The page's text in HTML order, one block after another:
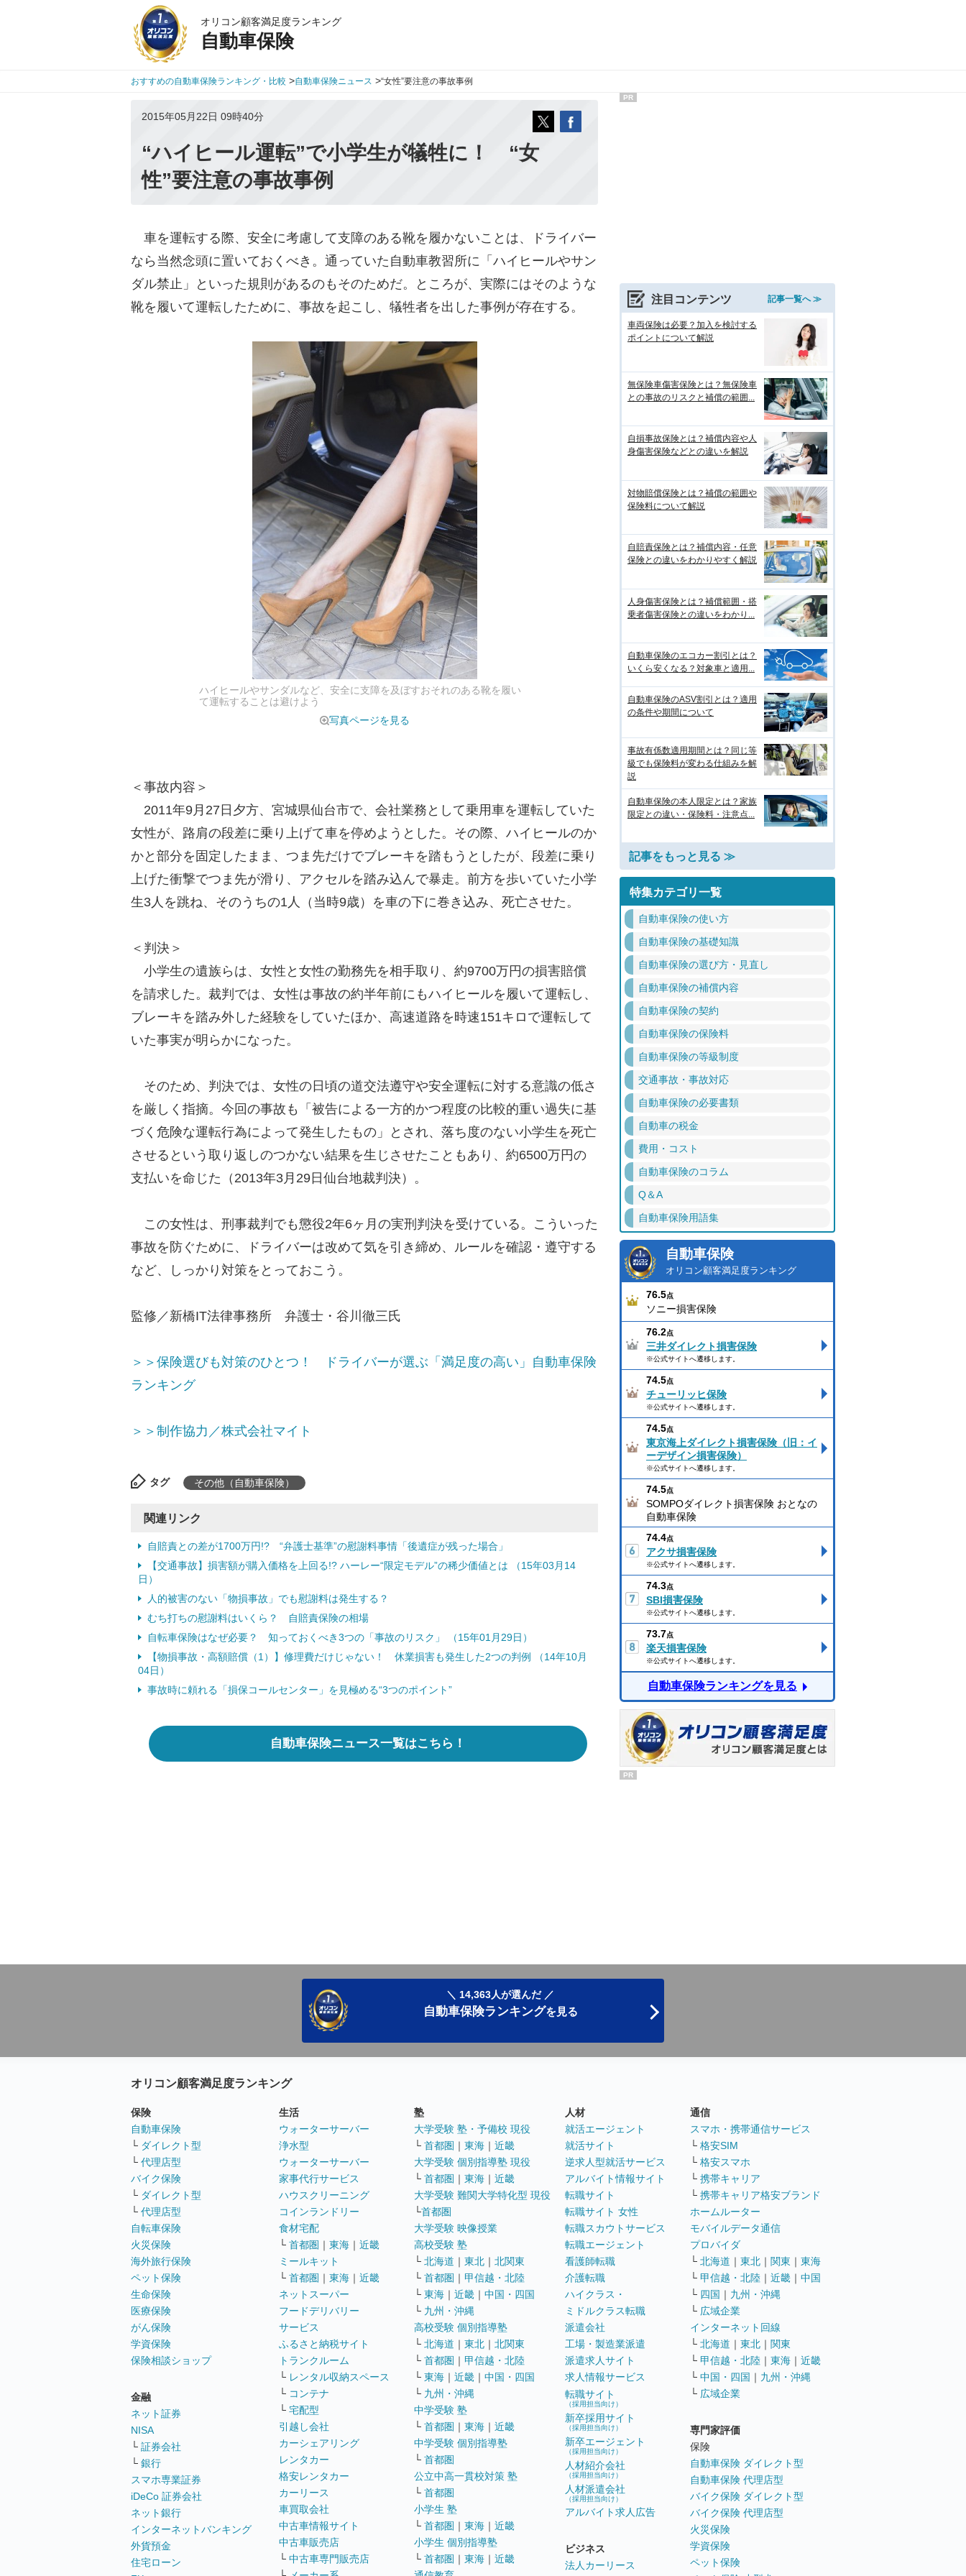
オリコン顧客満足度ランキング
自動車保険
おすすめの自動車保険ランキング・比較 >自動車保険ニュース >“女性”要注意の事故事例
2015年05月22日 09時40分
“ハイヒール運転”で小学生が犠牲に！ “女
性”要注意の事故事例
車を運転する際、安全に考慮して支障のある靴を履かないことは、ドライバー
なら当然念頭に置いておくべき。通っていた自動車教習所に「ハイヒールやサン
ダル禁止」といった規則があるのもそのためだ。ところが、実際にはそのような
靴を履いて運転したために、事故を起こし、犠牲者を出した事例が存在する。
ハイヒールやサンダルなど、安全に支障を及ぼすおそれのある靴を履い
て運転することは避けよう
写真ページを見る
＜事故内容＞
2011年9月27日夕方、宮城県仙台市で、会社業務として乗用車を運転していた
女性が、路肩の段差に乗り上げて車を停めようとした。その際、ハイヒールのか
かと部分を固定したまま、つま先だけでブレーキを踏もうとしたが、段差に乗り
上げた衝撃でつま先が滑り、アクセルを踏み込んで暴走。前方を歩いていた小学
生3人を跳ね、そのうちの1人（当時9歳）を車の下に巻き込み、死亡させた。
＜判決＞
小学生の遺族らは、女性と女性の勤務先を相手取り、約9700万円の損害賠償
を請求した。裁判では、女性は事故の約半年前にもハイヒールを履いて運転し、
ブレーキを踏み外した経験をしていたほか、高速道路を時速151キロで運転して
いた事実が明らかになった。
そのため、判決では、女性の日頃の道交法遵守や安全運転に対する意識の低さ
を厳しく指摘。今回の事故も「被告による一方的かつ程度の比較的重い過失に基
づく危険な運転行為によって発生したもの」とされ、落ち度のない小学生を死亡
させるという取り返しのつかない結果を生じさせたこともあり、約6500万円の
支払いを命じた（2013年3月29日仙台地裁判決）。
この女性は、刑事裁判でも懲役2年6ヶ月の実刑判決を受けている。こういった
事故を防ぐために、ドライバーは改めて気を引き締め、ルールを確認・遵守する
など、しっかり対策をとっておこう。
監修／新橋IT法律事務所 弁護士・谷川徹三氏
＞＞保険選びも対策のひとつ！ ドライバーが選ぶ「満足度の高い」自動車保険
ランキング
＞＞制作協力／株式会社マイト
タグ その他（自動車保険）
関連リンク
自賠責との差が1700万円!? “弁護士基準”の慰謝料事情「後遺症が残った場合」
【交通事故】損害額が購入価格を上回る!? ハーレー“限定モデル”の稀少価値とは （15年03月14
日）
人的被害のない「物損事故」でも慰謝料は発生する？
むち打ちの慰謝料はいくら？ 自賠責保険の相場
自転車保険はなぜ必要？ 知っておくべき3つの「事故のリスク」 （15年01月29日）
【物損事故・高額賠償（1）】修理費だけじゃない！ 休業損害も発生した2つの判例 （14年10月
04日）
事故時に頼れる「損保コールセンター」を見極める“3つのポイント”
自動車保険ニュース一覧はこちら！
PR
注目コンテンツ 記事一覧へ ≫
車両保険は必要？加入を検討する
ポイントについて解説
無保険車傷害保険とは？無保険車
との事故のリスクと補償の範囲...
自損事故保険とは？補償内容や人
身傷害保険などとの違いを解説
対物賠償保険とは？補償の範囲や
保険料について解説
自賠責保険とは？補償内容・任意
保険との違いをわかりやすく解説
人身傷害保険とは？補償範囲・搭
乗者傷害保険との違いをわかり...
自動車保険のエコカー割引とは？
いくら安くなる？対象車と適用...
自動車保険のASV割引とは？適用
の条件や期間について
事故有係数適用期間とは？同じ等
級でも保険料が変わる仕組みを解
説
自動車保険の本人限定とは？家族
限定との違い・保険料・注意点...
記事をもっと見る ≫
特集カテゴリ一覧
自動車保険の使い方
自動車保険の基礎知識
自動車保険の選び方・見直し
自動車保険の補償内容
自動車保険の契約
自動車保険の保険料
自動車保険の等級制度
交通事故・事故対応
自動車保険の必要書類
自動車の税金
費用・コスト
自動車保険のコラム
Q＆A
自動車保険用語集
自動車保険
オリコン顧客満足度ランキング
76.5点
ソニー損害保険
76.2点
三井ダイレクト損害保険
※公式サイトへ遷移します。
74.5点
チューリッヒ保険
※公式サイトへ遷移します。
74.5点
東京海上ダイレクト損害保険（旧：イ
ーデザイン損害保険）
※公式サイトへ遷移します。
74.5点
SOMPOダイレクト損害保険 おとなの
自動車保険
74.4点
アクサ損害保険
※公式サイトへ遷移します。
74.3点
SBI損害保険
※公式サイトへ遷移します。
73.7点
楽天損害保険
※公式サイトへ遷移します。
自動車保険ランキングを見る
PR
＼ 14,363人が選んだ ／
自動車保険ランキングを見る
オリコン顧客満足度ランキング
保険
自動車保険
└ ダイレクト型
└ 代理店型
バイク保険
└ ダイレクト型
└ 代理店型
自転車保険
火災保険
海外旅行保険
ペット保険
生命保険
医療保険
がん保険
学資保険
保険相談ショップ
金融
ネット証券
NISA
└ 証券会社
└ 銀行
スマホ専業証券
iDeCo 証券会社
ネット銀行
インターネットバンキング
外貨預金
住宅ローン
生活
ウォーターサーバー
浄水型
ウォーターサーバー
家事代行サービス
ハウスクリーニング
コインランドリー
食材宅配
└ 首都圏 ｜ 東海 ｜ 近畿
ミールキット
└ 首都圏 ｜ 東海 ｜ 近畿
ネットスーパー
フードデリバリー
サービス
ふるさと納税サイト
トランクルーム
└ レンタル収納スペース
└ コンテナ
└ 宅配型
引越し会社
カーシェアリング
レンタカー
格安レンタカー
カーリース
車買取会社
中古車情報サイト
中古車販売店
└ 中古車専門販売店
塾
大学受験 塾・予備校 現役
└ 首都圏 ｜ 東海 ｜ 近畿
大学受験 個別指導塾 現役
└ 首都圏 ｜ 東海 ｜ 近畿
大学受験 難関大学特化型 現役
└首都圏
大学受験 映像授業
高校受験 塾
└ 北海道 ｜ 東北 ｜ 北関東
└ 首都圏 ｜ 甲信越・北陸
└ 東海 ｜ 近畿 ｜ 中国・四国
└ 九州・沖縄
高校受験 個別指導塾
└ 北海道 ｜ 東北 ｜ 北関東
└ 首都圏 ｜ 甲信越・北陸
└ 東海 ｜ 近畿 ｜ 中国・四国
└ 九州・沖縄
中学受験 塾
└ 首都圏 ｜ 東海 ｜ 近畿
中学受験 個別指導塾
└ 首都圏
公立中高一貫校対策 塾
└ 首都圏
小学生 塾
└ 首都圏 ｜ 東海 ｜ 近畿
小学生 個別指導塾
└ 首都圏 ｜ 東海 ｜ 近畿
人材
就活エージェント
就活サイト
逆求人型就活サービス
アルバイト情報サイト
転職サイト
転職サイト 女性
転職スカウトサービス
転職エージェント
看護師転職
介護転職
ハイクラス・
ミドルクラス転職
派遣会社
工場・製造業派遣
派遣求人サイト
求人情報サービス
転職サイト
（採用担当向け）
新卒採用サイト
（採用担当向け）
新卒エージェント
（採用担当向け）
人材紹介会社
（採用担当向け）
人材派遣会社
（採用担当向け）
アルバイト求人広告
ビジネス
法人カーリース
通信
スマホ・携帯通信サービス
└ 格安SIM
└ 格安スマホ
└ 携帯キャリア
└ 携帯キャリア格安ブランド
ホームルーター
モバイルデータ通信
プロバイダ
└ 北海道 ｜ 東北 ｜ 関東 ｜ 東海
└ 甲信越・北陸 ｜ 近畿 ｜ 中国
└ 四国 ｜ 九州・沖縄
└ 広域企業
インターネット回線
└ 北海道 ｜ 東北 ｜ 関東
└ 甲信越・北陸 ｜ 東海 ｜ 近畿
└ 中国・四国 ｜ 九州・沖縄
└ 広域企業
専門家評価
保険
自動車保険 ダイレクト型
自動車保険 代理店型
バイク保険 ダイレクト型
バイク保険 代理店型
火災保険
学資保険
ペット保険